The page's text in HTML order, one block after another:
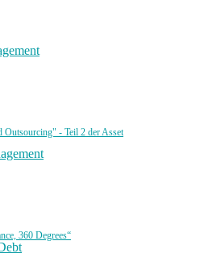
- Teil 2 der Asset
360 Degrees“